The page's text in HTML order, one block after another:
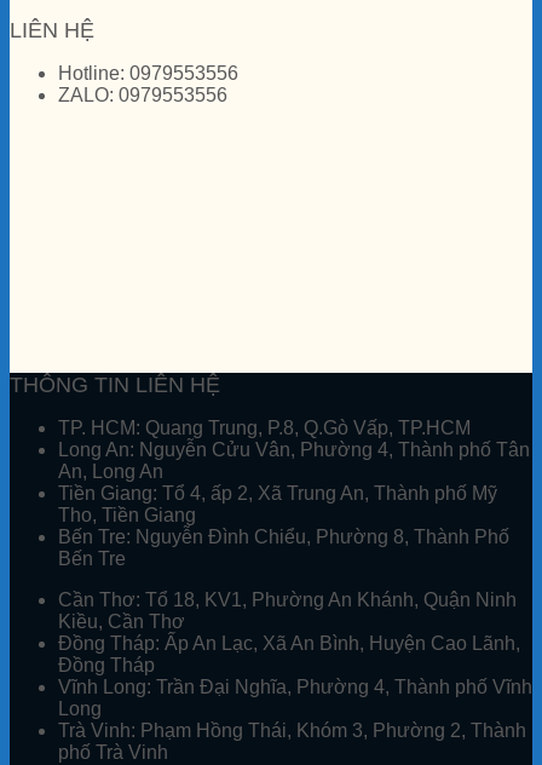
LIÊN HỆ
Hotline: 0979553556
ZALO: 0979553556
THÔNG TIN LIÊN HỆ
TP. HCM: Quang Trung, P.8, Q.Gò Vấp, TP.HCM
Long An: Nguyễn Cửu Vân, Phường 4, Thành phố Tân
An, Long An
Tiền Giang: Tổ 4, ấp 2, Xã Trung An, Thành phố Mỹ
Tho, Tiền Giang
Bến Tre: Nguyễn Đình Chiểu, Phường 8, Thành Phố
Bến Tre
Cần Thơ: Tổ 18, KV1, Phường An Khánh, Quận Ninh
Kiều, Cần Thơ
Đồng Tháp: Ấp An Lạc, Xã An Bình, Huyện Cao Lãnh,
Đồng Tháp
Vĩnh Long: Trần Đại Nghĩa, Phường 4, Thành phố Vĩnh
Long
Trà Vinh: Phạm Hồng Thái, Khóm 3, Phường 2, Thành
phố Trà Vinh